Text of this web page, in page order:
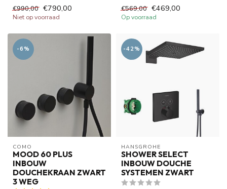
douc...
€990,00 €790,00
Niet op voorraad
€569,00 €469,00
Op voorraad
-6%
COMO
MOOD 60 PLUS
INBOUW
DOUCHEKRAAN ZWART
3 WEG
-42%
HANSGROHE
SHOWER SELECT
INBOUW DOUCHE
SYSTEMEN ZWART